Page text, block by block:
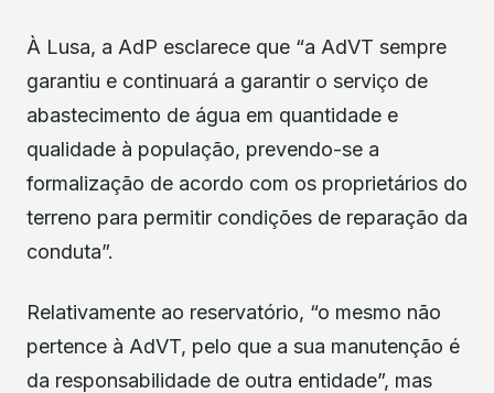
À Lusa, a AdP esclarece que “a AdVT sempre
garantiu e continuará a garantir o serviço de
abastecimento de água em quantidade e
qualidade à população, prevendo-se a
formalização de acordo com os proprietários do
terreno para permitir condições de reparação da
conduta”.
Relativamente ao reservatório, “o mesmo não
pertence à AdVT, pelo que a sua manutenção é
da responsabilidade de outra entidade”, mas